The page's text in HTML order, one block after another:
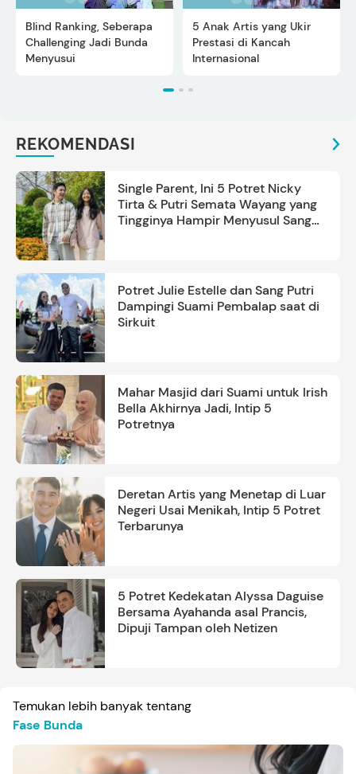
Blind Ranking, Seberapa
Challenging Jadi Bunda
Menyusui
5 Anak Artis yang Ukir
Prestasi di Kancah
Internasional
REKOMENDASI
Single Parent, Ini 5 Potret Nicky
Tirta & Putri Semata Wayang yang
Tingginya Hampir Menyusul Sang
Potret Julie Estelle dan Sang Putri
Dampingi Suami Pembalap saat di
Sirkuit
Mahar Masjid dari Suami untuk Irish
Bella Akhirnya Jadi, Intip 5
Potretnya
Deretan Artis yang Menetap di Luar
Negeri Usai Menikah, Intip 5 Potret
Terbarunya
5 Potret Kedekatan Alyssa Daguise
Bersama Ayahanda asal Prancis,
Dipuji Tampan oleh Netizen
Temukan lebih banyak tentang
Fase Bunda